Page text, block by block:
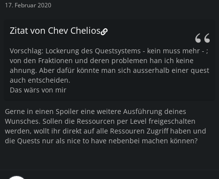
17. Februar 2020
Zitat von Chev Chelios
Vorschlag: Lockerung des Questsystems - kein muss mehr - ;
von den Fraktionen und deren problemen han ich keine
ahnung. Aber dafür könnte man sich ausserhalb einer quest
auch entscheiden.
Das wärs von mir
Gerne in einen Spoiler eine weitere Ausführung deines
Wunsches. Sollen die Ressourcen per Level freigeschalten
werden, wollt ihr direkt auf alle Ressouren Zugriff haben und
die Quests nur als nice to have nebenbei machen können?